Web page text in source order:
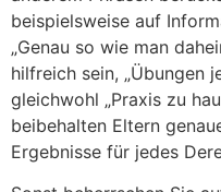
beispielsweise auf
„Genau so wie man
hilfreich sein, „Übungen
gleichwohl „Praxis zu
beibehalten Eltern
Ergebnisse für jedes